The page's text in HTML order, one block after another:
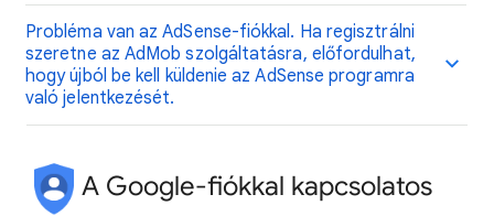
Probléma van az AdSense-fiókkal. Ha regisztrálni
szeretne az AdMob szolgáltatásra, előfordulhat,
hogy újból be kell küldenie az AdSense programra
való jelentkezését.
A Google-fiókkal kapcsolatos